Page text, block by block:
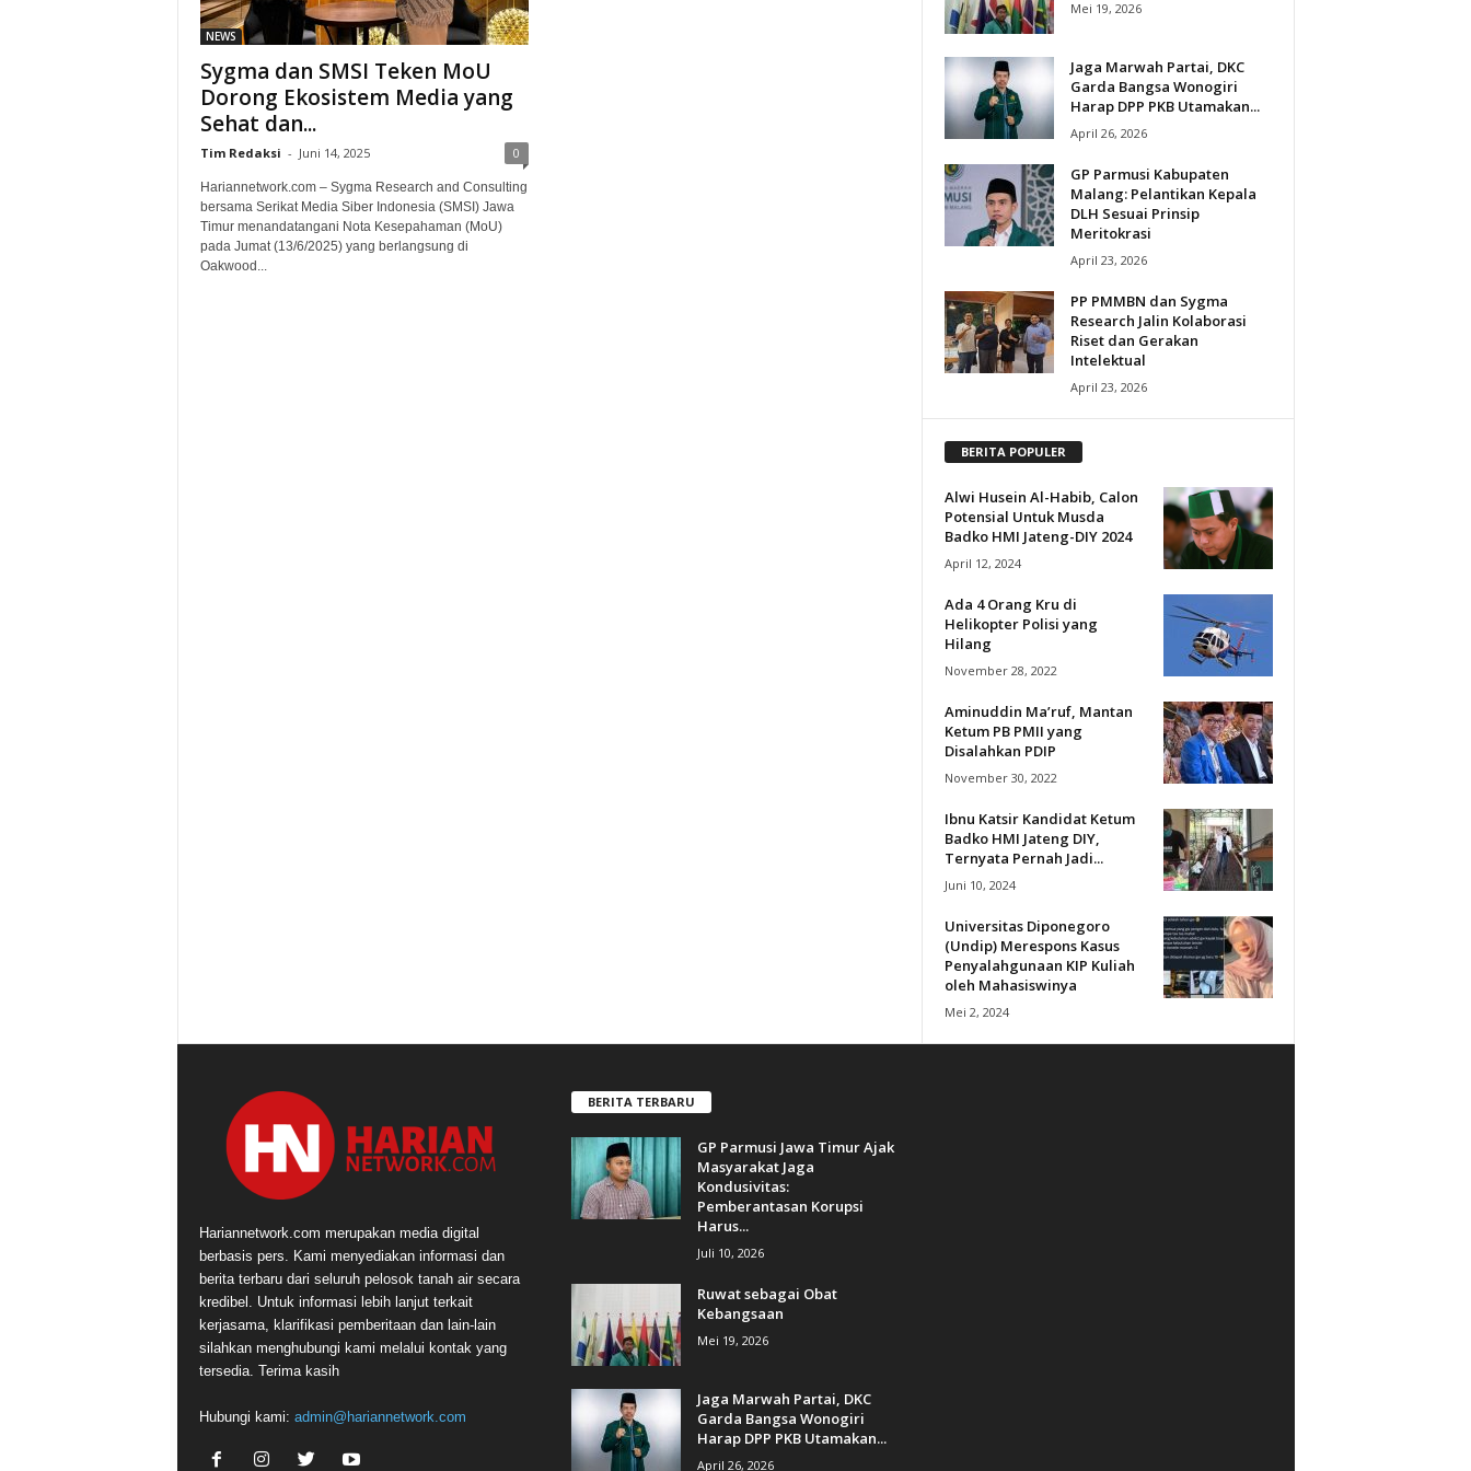
NEWS
Sygma dan SMSI Teken MoU
Dorong Ekosistem Media yang
Sehat dan...
Tim Redaksi - Juni 14, 2025 0
Hariannetwork.com – Sygma Research and Consulting
bersama Serikat Media Siber Indonesia (SMSI) Jawa
Timur menandatangani Nota Kesepahaman (MoU)
pada Jumat (13/6/2025) yang berlangsung di
Oakwood...
Mei 19, 2026
Jaga Marwah Partai, DKC
Garda Bangsa Wonogiri
Harap DPP PKB Utamakan...
April 26, 2026
GP Parmusi Kabupaten
Malang: Pelantikan Kepala
DLH Sesuai Prinsip
Meritokrasi
April 23, 2026
PP PMMBN dan Sygma
Research Jalin Kolaborasi
Riset dan Gerakan
Intelektual
April 23, 2026
BERITA POPULER
Alwi Husein Al-Habib, Calon
Potensial Untuk Musda
Badko HMI Jateng-DIY 2024
April 12, 2024
Ada 4 Orang Kru di
Helikopter Polisi yang
Hilang
November 28, 2022
Aminuddin Ma’ruf, Mantan
Ketum PB PMII yang
Disalahkan PDIP
November 30, 2022
Ibnu Katsir Kandidat Ketum
Badko HMI Jateng DIY,
Ternyata Pernah Jadi...
Juni 10, 2024
Universitas Diponegoro
(Undip) Merespons Kasus
Penyalahgunaan KIP Kuliah
oleh Mahasiswinya
Mei 2, 2024
Hariannetwork.com merupakan media digital
berbasis pers. Kami menyediakan informasi dan
berita terbaru dari seluruh pelosok tanah air secara
kredibel. Untuk informasi lebih lanjut terkait
kerjasama, klarifikasi pemberitaan dan lain-lain
silahkan menghubungi kami melalui kontak yang
tersedia. Terima kasih
Hubungi kami: admin@hariannetwork.com
BERITA TERBARU
GP Parmusi Jawa Timur Ajak
Masyarakat Jaga
Kondusivitas:
Pemberantasan Korupsi
Harus...
Juli 10, 2026
Ruwat sebagai Obat
Kebangsaan
Mei 19, 2026
Jaga Marwah Partai, DKC
Garda Bangsa Wonogiri
Harap DPP PKB Utamakan...
April 26, 2026